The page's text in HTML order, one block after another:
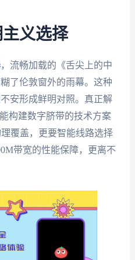
义选择
，流畅加载的《舌尖上的中
了伦敦窗外的雨幕。这种
安形成鲜明对照。真正解
构建数字脐带的技术方案
覆盖，更要智能线路选择
带宽的性能保障，更离不